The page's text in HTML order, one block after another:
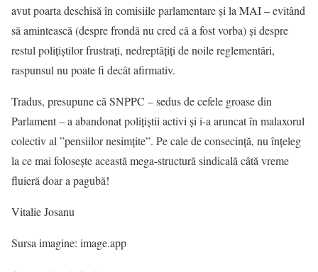
avut poarta deschisă în comisiile parlamentare și la MAI – evitând
să amintească (despre frondă nu cred că a fost vorba) și despre
restul polițiștilor frustrați, nedreptățiți de noile reglementări,
raspunsul nu poate fi decât afirmativ.
Tradus, presupune că SNPPC – sedus de cefele groase din
Parlament – a abandonat polițiștii activi și i-a aruncat în malaxorul
colectiv al ”pensiilor nesimțite”. Pe cale de consecință, nu înțeleg
la ce mai folosește această mega-structură sindicală câtă vreme
fluieră doar a pagubă!
Vitalie Josanu
Sursa imagine: image.app